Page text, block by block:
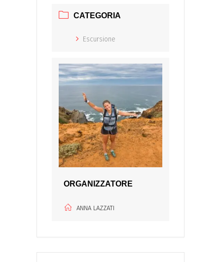
CATEGORIA
Escursione
ORGANIZZATORE
ANNA LAZZATI